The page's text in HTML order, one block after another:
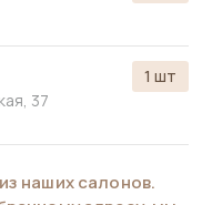
37
1 шт
наших салонов.